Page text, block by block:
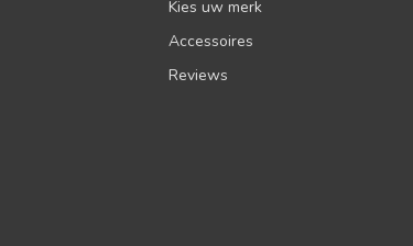
Kies uw merk
Accessoires
Reviews